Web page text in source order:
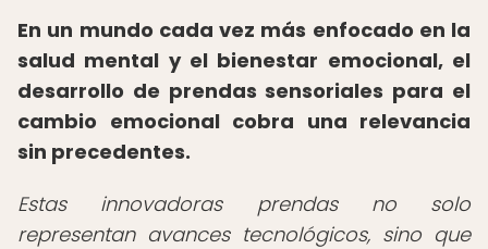
En un mundo cada vez más enfocado en la
salud mental y el bienestar emocional, el
desarrollo de prendas sensoriales para el
cambio emocional cobra una relevancia
sin precedentes.
Estas innovadoras prendas no solo
representan avances tecnológicos, sino que